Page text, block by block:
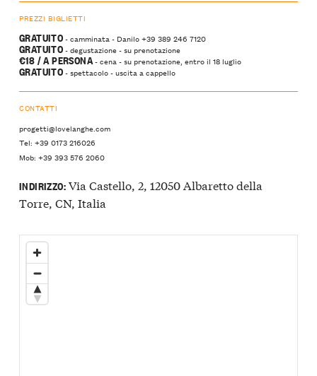
PREZZI BIGLIETTI
GRATUITO- camminata - Danilo +39 389 246 7120
GRATUITO- degustazione - su prenotazione
€18 / A PERSONA- cena - su prenotazione, entro il 18 luglio
GRATUITO- spettacolo - uscita a cappello
CONTATTI
progetti@lovelanghe.com
Tel: +39 0173 216026
Mob: +39 393 576 2060
INDIRIZZO:Via Castello, 2, 12050 Albaretto della
Torre, CN, Italia